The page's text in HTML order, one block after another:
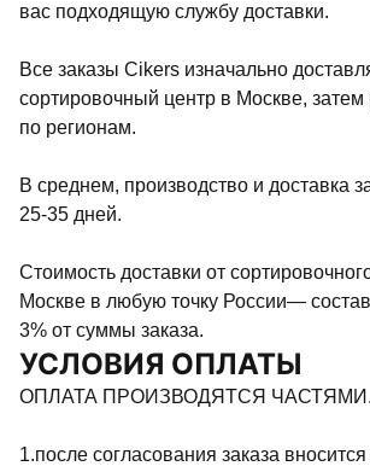
вас подходящую службу доставки.
Все заказы Cikers изначально
сортировочный центр в Москве,
по регионам.
В среднем, производство и доставка
25-35 дней.
Стоимость доставки от
Москве в любую точку России—
3% от суммы заказа.
УСЛОВИЯ ОПЛАТЫ
ОПЛАТА ПРОИЗВОДЯТСЯ ЧАСТЯМИ.
1.после согласования заказа